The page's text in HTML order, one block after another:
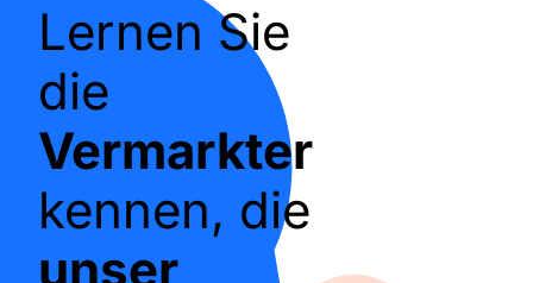
Lernen Sie
die
Vermarkter
kennen, die
unser